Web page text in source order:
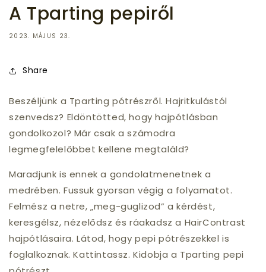
A Tparting pepiről
2023. MÁJUS 23.
Share
Beszéljünk a Tparting pótrészről. Hajritkulástól
szenvedsz? Eldöntötted, hogy hajpótlásban
gondolkozol? Már csak a számodra
legmegfelelőbbet kellene megtaláld?
Maradjunk is ennek a gondolatmenetnek a
medrében. Fussuk gyorsan végig a folyamatot.
Felmész a netre, „meg-guglizod” a kérdést,
keresgélsz, nézelődsz és ráakadsz a HairContrast
hajpótlásaira. Látod, hogy pepi pótrészekkel is
foglalkoznak. Kattintassz. Kidobja a Tparting pepi